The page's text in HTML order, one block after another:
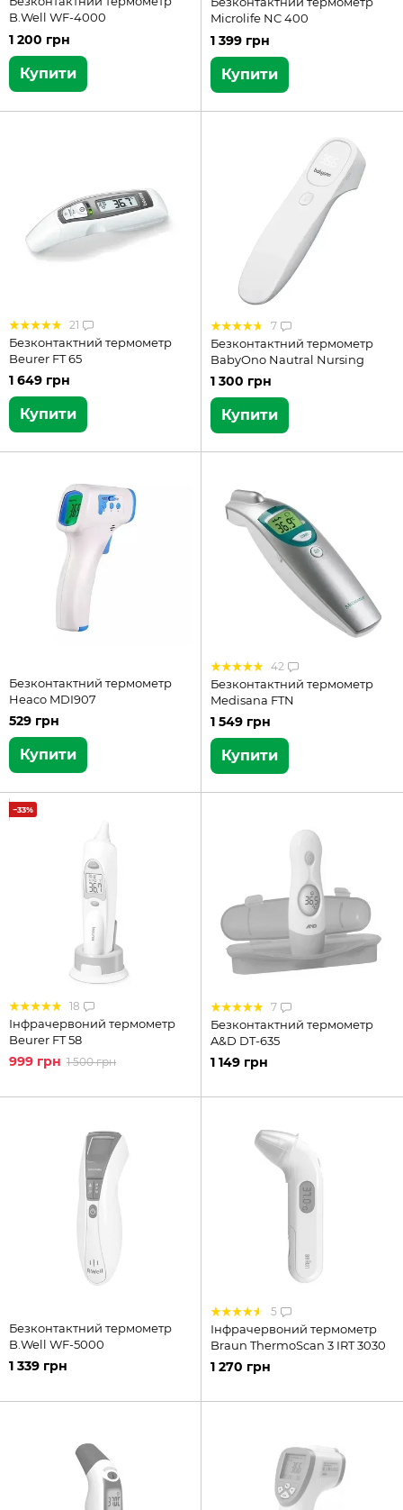
B.Well WF-4000
1 200 грн
Купити
Microlife NC 400
1 399 грн
Купити
21
Безконтактний термометр
Beurer FT 65
1 649 грн
Купити
7
Безконтактний термометр
BabyOno Nautral Nursing
1 300 грн
Купити
Безконтактний термометр
Heaco MDI907
529 грн
Купити
42
Безконтактний термометр
Medisana FTN
1 549 грн
Купити
−33%
18
Інфрачервоний термометр
Beurer FT 58
999 грн 1 500 грн
7
Безконтактний термометр
A&D DT-635
1 149 грн
Безконтактний термометр
B.Well WF-5000
1 339 грн
5
Інфрачервоний термометр
Braun ThermoScan 3 IRT 3030
1 270 грн